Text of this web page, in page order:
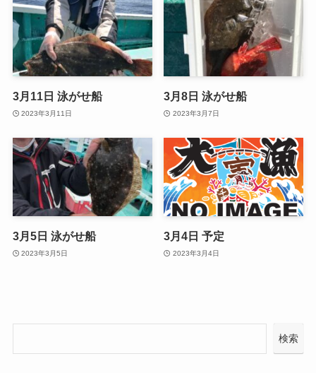
3月11日 泳がせ船
2023年3月11日
3月8日 泳がせ船
2023年3月7日
3月5日 泳がせ船
2023年3月5日
3月4日 予定
2023年3月4日
検索